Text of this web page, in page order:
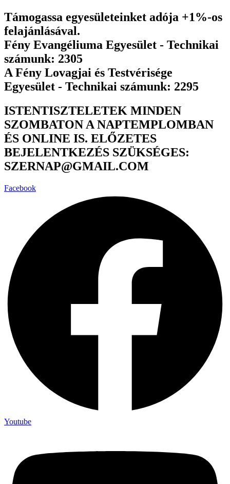
Ugrás
a
tartalomhoz
Támogassa egyesületeinket adója +1%-os
felajánlásával.
Fény Evangéliuma Egyesület - Technikai
számunk: 2305
A Fény Lovagjai és Testvérisége
Egyesület - Technikai számunk: 2295
ISTENTISZTELETEK MINDEN
SZOMBATON A NAPTEMPLOMBAN
ÉS ONLINE IS. ELŐZETES
BEJELENTKEZÉS SZÜKSÉGES:
SZERNAP@GMAIL.COM
Facebook
Youtube